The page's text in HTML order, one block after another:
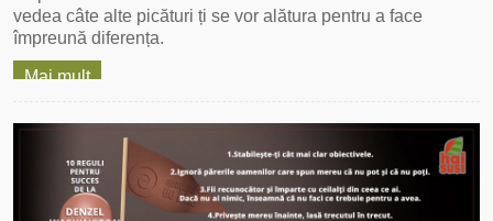
vedea câte alte picături ți se vor alătura pentru a face
împreună diferența.
Mai mult